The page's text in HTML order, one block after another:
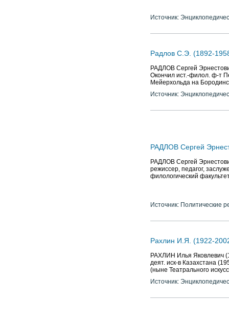
Источник:
Радлов С.Э. (1892-
РАДЛОВ Сергей
Окончил ист.-филол. ф-т
Мейерхольда на
Источник:
РАДЛОВ Сергей
РАДЛОВ Сергей
режиссер, педагог,
филологический
Источник: Политические
Рахлин И.Я. (1922-
РАХЛИН Илья Яковлевич
деят. иск-в Казахстана
(ныне Театрального
Источник: